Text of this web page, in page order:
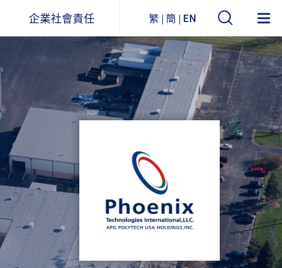
事業關聯圖
企業列表
企業社會責任
環境永續
社會參與
公司治理
企業永續報告書
獲獎與肯定
繁 簡 EN